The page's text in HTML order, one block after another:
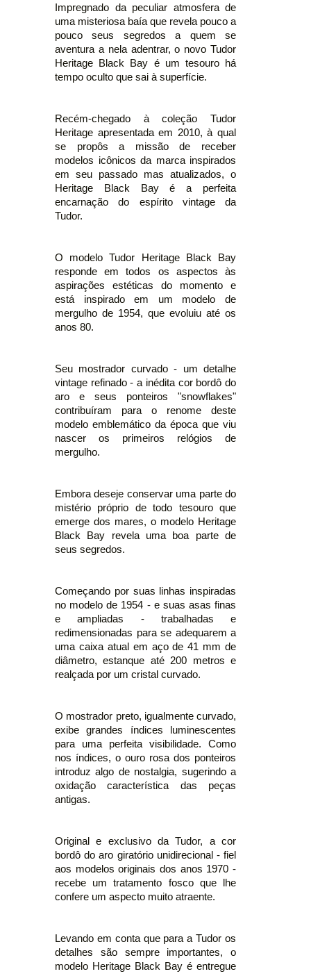
Impregnado da peculiar atmosfera de
uma misteriosa baía que revela pouco a
pouco seus segredos a quem se
aventura a nela adentrar, o novo Tudor
Heritage Black Bay é um tesouro há
tempo oculto que sai à superfície.
Recém-chegado à coleção Tudor
Heritage apresentada em 2010, à qual
se propôs a missão de receber
modelos icônicos da marca inspirados
em seu passado mas atualizados, o
Heritage Black Bay é a perfeita
encarnação do espírito vintage da
Tudor.
O modelo Tudor Heritage Black Bay
responde em todos os aspectos às
aspirações estéticas do momento e
está inspirado em um modelo de
mergulho de 1954, que evoluiu até os
anos 80.
Seu mostrador curvado - um detalhe
vintage refinado - a inédita cor bordô do
aro e seus ponteiros "snowflakes"
contribuíram para o renome deste
modelo emblemático da época que viu
nascer os primeiros relógios de
mergulho.
Embora deseje conservar uma parte do
mistério próprio de todo tesouro que
emerge dos mares, o modelo Heritage
Black Bay revela uma boa parte de
seus segredos.
Começando por suas linhas inspiradas
no modelo de 1954 - e suas asas finas
e ampliadas - trabalhadas e
redimensionadas para se adequarem a
uma caixa atual em aço de 41 mm de
diâmetro, estanque até 200 metros e
realçada por um cristal curvado.
O mostrador preto, igualmente curvado,
exibe grandes índices luminescentes
para uma perfeita visibilidade. Como
nos índices, o ouro rosa dos ponteiros
introduz algo de nostalgia, sugerindo a
oxidação característica das peças
antigas.
Original e exclusivo da Tudor, a cor
bordô do aro giratório unidirecional - fiel
aos modelos originais dos anos 1970 -
recebe um tratamento fosco que lhe
confere um aspecto muito atraente.
Levando em conta que para a Tudor os
detalhes são sempre importantes, o
modelo Heritage Black Bay é entregue